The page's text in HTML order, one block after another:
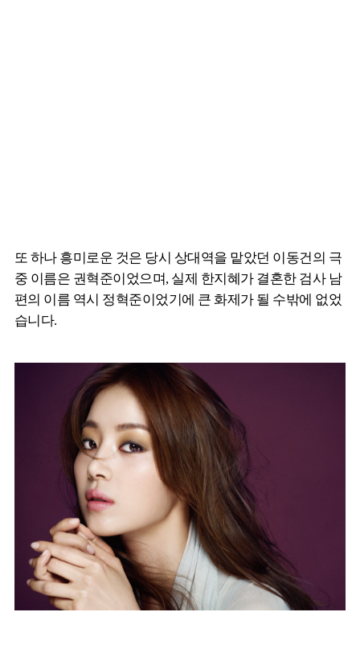
또 하나 흥미로운 것은 당시 상대역을 맡았던 이동건의 극
중 이름은 권혁준이었으며, 실제 한지혜가 결혼한 검사 남
편의 이름 역시 정혁준이었기에 큰 화제가 될 수밖에 없었
습니다.